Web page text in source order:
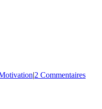
|2 Commentaires